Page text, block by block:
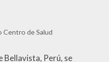
Centro de Salud
Bellavista, Perú, se